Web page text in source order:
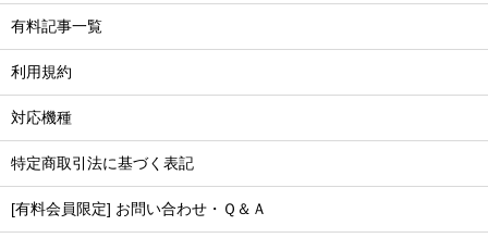
有料記事一覧
利用規約
対応機種
特定商取引法に基づく表記
[有料会員限定] お問い合わせ・Ｑ＆Ａ